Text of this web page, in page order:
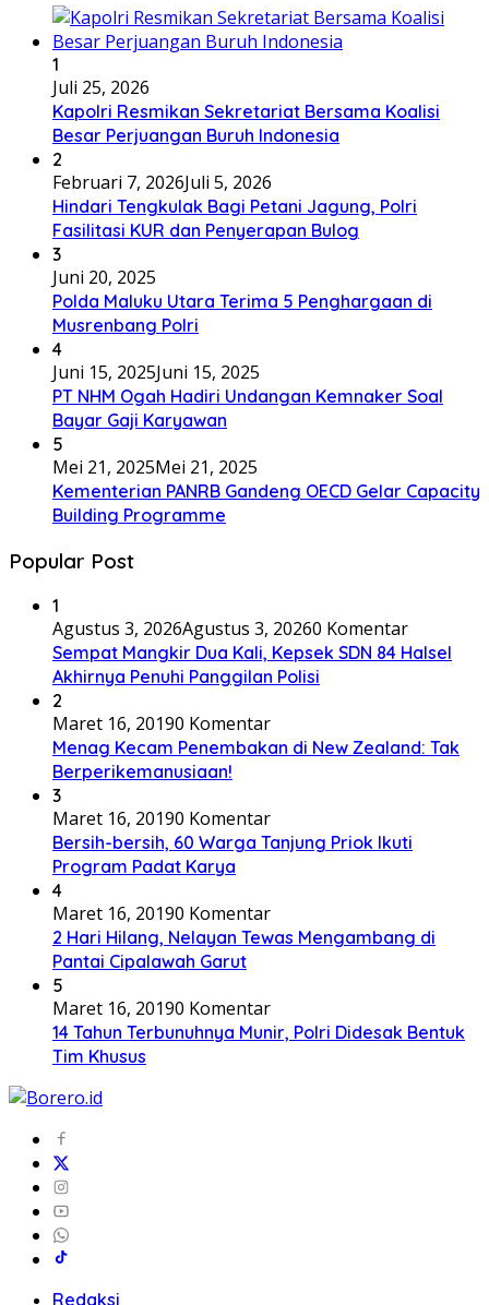
1
Juli 25, 2026
Kapolri Resmikan Sekretariat Bersama Koalisi
Besar Perjuangan Buruh Indonesia
2
Februari 7, 2026Juli 5, 2026
Hindari Tengkulak Bagi Petani Jagung, Polri
Fasilitasi KUR dan Penyerapan Bulog
3
Juni 20, 2025
Polda Maluku Utara Terima 5 Penghargaan di
Musrenbang Polri
4
Juni 15, 2025Juni 15, 2025
PT NHM Ogah Hadiri Undangan Kemnaker Soal
Bayar Gaji Karyawan
5
Mei 21, 2025Mei 21, 2025
Kementerian PANRB Gandeng OECD Gelar Capacity
Building Programme
Popular Post
1
Agustus 3, 2026Agustus 3, 20260 Komentar
Sempat Mangkir Dua Kali, Kepsek SDN 84 Halsel
Akhirnya Penuhi Panggilan Polisi
2
Maret 16, 20190 Komentar
Menag Kecam Penembakan di New Zealand: Tak
Berperikemanusiaan!
3
Maret 16, 20190 Komentar
Bersih-bersih, 60 Warga Tanjung Priok Ikuti
Program Padat Karya
4
Maret 16, 20190 Komentar
2 Hari Hilang, Nelayan Tewas Mengambang di
Pantai Cipalawah Garut
5
Maret 16, 20190 Komentar
14 Tahun Terbunuhnya Munir, Polri Didesak Bentuk
Tim Khusus
Redaksi